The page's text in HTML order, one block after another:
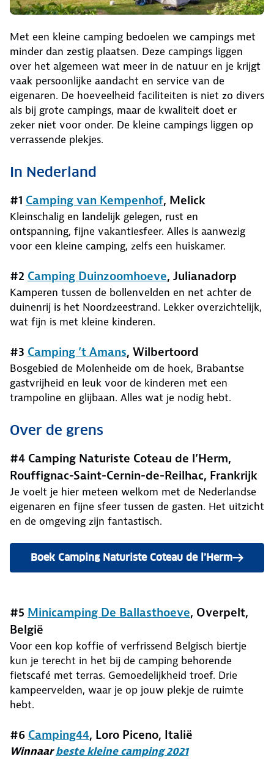
Met een kleine camping bedoelen we campings met
minder dan zestig plaatsen. Deze campings liggen
over het algemeen wat meer in de natuur en je krijgt
vaak persoonlijke aandacht en service van de
eigenaren. De hoeveelheid faciliteiten is niet zo divers
als bij grote campings, maar de kwaliteit doet er
zeker niet voor onder. De kleine campings liggen op
verrassende plekjes.
In Nederland
#1 Camping van Kempenhof, Melick
Kleinschalig en landelijk gelegen, rust en
ontspanning, fijne vakantiesfeer. Alles is aanwezig
voor een kleine camping, zelfs een huiskamer.
#2 Camping Duinzoomhoeve, Julianadorp
Kamperen tussen de bollenvelden en net achter de
duinenrij is het Noordzeestrand. Lekker overzichtelijk,
wat fijn is met kleine kinderen.
#3 Camping ’t Amans, Wilbertoord
Bosgebied de Molenheide om de hoek, Brabantse
gastvrijheid en leuk voor de kinderen met een
trampoline en glijbaan. Alles wat je nodig hebt.
Over de grens
#4 Camping Naturiste Coteau de l’Herm,
Rouffignac-Saint-Cernin-de-Reilhac, Frankrijk
Je voelt je hier meteen welkom met de Nederlandse
eigenaren en fijne sfeer tussen de gasten. Het uitzicht
en de omgeving zijn fantastisch.
Boek Camping Naturiste Coteau de l’Herm
#5 Minicamping De Ballasthoeve, Overpelt,
België
Voor een kop koffie of verfrissend Belgisch biertje
kun je terecht in het bij de camping behorende
fietscafé met terras. Gemoedelijkheid troef. Drie
kampeervelden, waar je op jouw plekje de ruimte
hebt.
#6 Camping44, Loro Piceno, Italië
Winnaarbeste kleine camping 2021